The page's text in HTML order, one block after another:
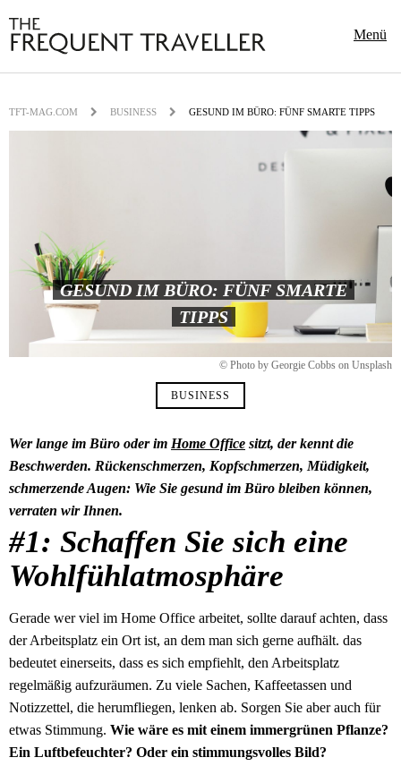
Menü
TFT-MAG.COM BUSINESS GESUND IM BÜRO: FÜNF SMARTE TIPPS
GESUND IM BÜRO: FÜNF SMARTE
TIPPS
© Photo by Georgie Cobbs on Unsplash
BUSINESS
Wer lange im Büro oder im Home Office sitzt, der kennt die
Beschwerden. Rückenschmerzen, Kopfschmerzen, Müdigkeit,
schmerzende Augen: Wie Sie gesund im Büro bleiben können,
verraten wir Ihnen.
#1: Schaffen Sie sich eine
Wohlfühlatmosphäre
Gerade wer viel im Home Office arbeitet, sollte darauf achten, dass
der Arbeitsplatz ein Ort ist, an dem man sich gerne aufhält. das
bedeutet einerseits, dass es sich empfiehlt, den Arbeitsplatz
regelmäßig aufzuräumen. Zu viele Sachen, Kaffeetassen und
Notizzettel, die herumfliegen, lenken ab. Sorgen Sie aber auch für
etwas Stimmung. Wie wäre es mit einem immergrünen Pflanze?
Ein Luftbefeuchter? Oder ein stimmungsvolles Bild?